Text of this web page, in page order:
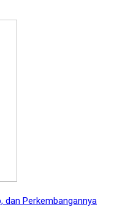
dan Perkembangannya